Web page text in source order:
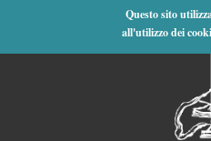
Questo sito
all'utilizzo dei